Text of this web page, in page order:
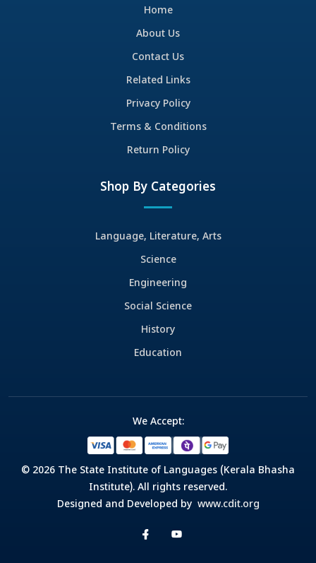
Home
About Us
Contact Us
Related Links
Privacy Policy
Terms & Conditions
Return Policy
Shop By Categories
Language, Literature, Arts
Science
Engineering
Social Science
History
Education
We Accept:
© 2026 The State Institute of Languages (Kerala Bhasha
Institute). All rights reserved.
Designed and Developed by www.cdit.org